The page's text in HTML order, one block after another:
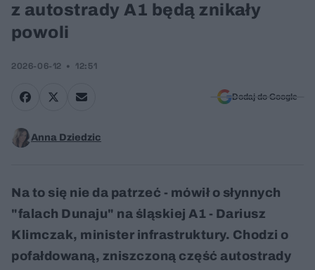
z autostrady A1 będą znikały
powoli
2026-06-12 12:51
Dodaj do Google
Anna Dziedzic
Na to się nie da patrzeć - mówił o słynnych
"falach Dunaju" na śląskiej A1 - Dariusz
Klimczak, minister infrastruktury. Chodzi o
pofałdowaną, zniszczoną część autostrady